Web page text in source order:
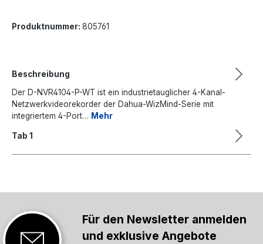
Produktnummer: 805761
Beschreibung
Der D-NVR4104-P-WT ist ein industrietauglicher 4-Kanal-
Netzwerkvideorekorder der Dahua-WizMind-Serie mit
integriertem 4-Port… Mehr
Tab 1
Für den Newsletter anmelden
und exklusive Angebote